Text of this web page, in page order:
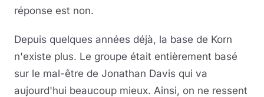
réponse est non.
Depuis quelques années déjà, la base de Korn
n'existe plus. Le groupe était entièrement basé
sur le mal-être de Jonathan Davis qui va
aujourd'hui beaucoup mieux. Ainsi, on ne ressent